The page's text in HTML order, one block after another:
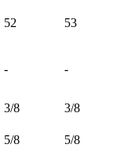
52 53
- -
3/8
3/8
5/8
5/8